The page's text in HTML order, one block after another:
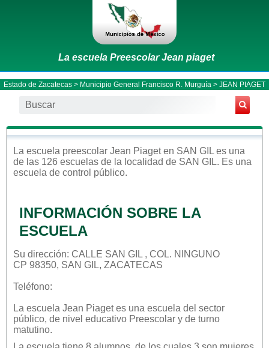
La escuela Preescolar Jean piaget
Estado de Zacatecas > Municipio General Francisco R. Murguía > JEAN PIAGET
La escuela preescolar Jean Piageten SAN GIL es una
de las 126 escuelas de la localidad de SAN GIL. Es una
escuela de control público.
INFORMACIÓN SOBRE LA
ESCUELA
Su dirección: CALLE SAN GIL , COL. NINGUNO
CP 98350, SAN GIL, ZACATECAS
Teléfono:
La escuela Jean Piagetes una escuela del sector
público, de nivel educativo Preescolar y de turno
matutino.